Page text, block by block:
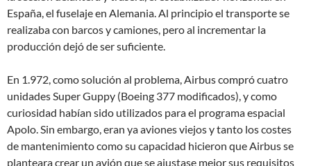
España, el fuselaje en Alemania. Al principio el transporte se
realizaba con barcos y camiones, pero al incrementar la
producción dejó de ser suficiente.
En 1.972, como solución al problema, Airbus compró cuatro
unidades Super Guppy (Boeing 377 modificados), y como
curiosidad habían sido utilizados para el programa espacial
Apolo. Sin embargo, eran ya aviones viejos y tanto los costes
de mantenimiento como su capacidad hicieron que Airbus se
planteara crear un avión que se ajustase mejor sus requisitos